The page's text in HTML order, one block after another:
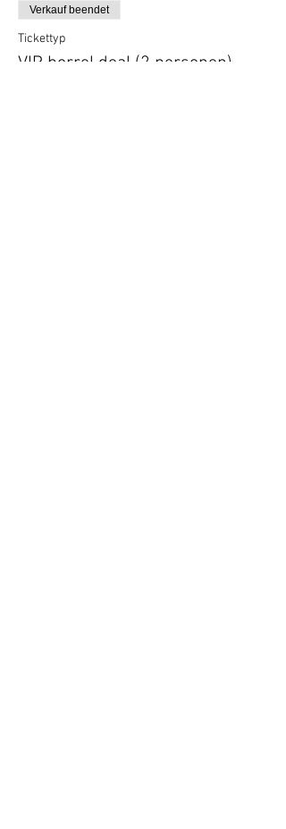
Verkauf beendet
Tickettyp
VIP borrel deal (2 personen)